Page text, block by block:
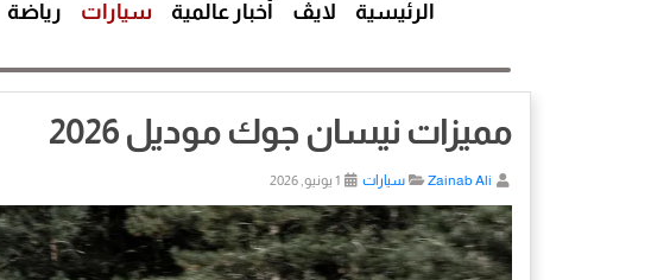
الرئيسية لايڤ أخبار عالمية سيارات رياضة
مميزات نيسان جوك موديل 2026
Zainab Ali سيارات